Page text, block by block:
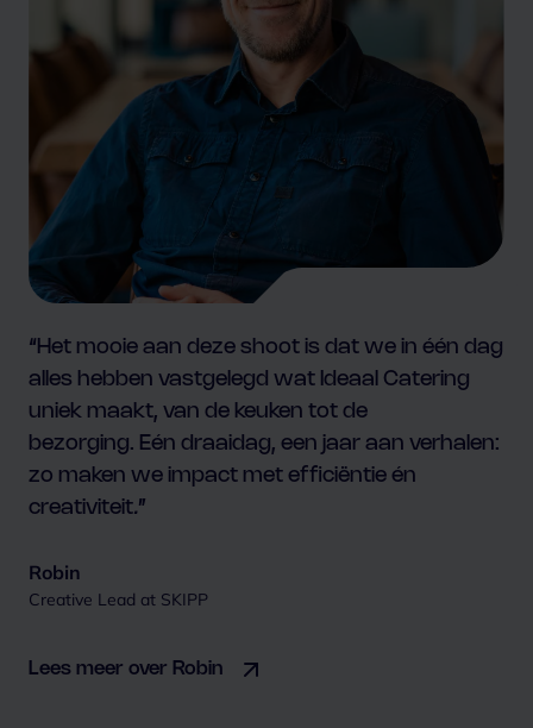
“Het mooie aan deze shoot is dat we in één dag
alles hebben vastgelegd wat Ideaal Catering
uniek maakt, van de keuken tot de
bezorging. Eén draaidag, een jaar aan verhalen:
zo maken we impact met efficiëntie én
creativiteit.”
Robin
Creative Lead at SKIPP
Lees meer over Robin